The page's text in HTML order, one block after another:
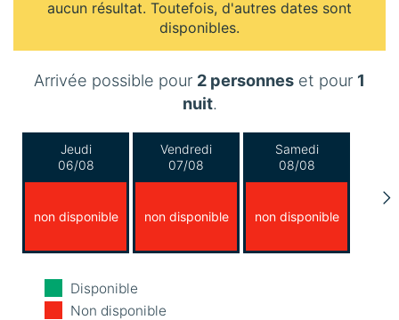
aucun résultat. Toutefois, d'autres dates sont
disponibles.
Arrivée possible pour 2 personnes et pour 1
nuit.
Jeudi
06/08
non disponible
Vendredi
07/08
non disponible
Samedi
08/08
non disponible
Dimanche
09/08
Disponible
Non disponible